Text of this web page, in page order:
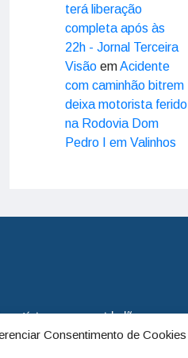
Consentimento de Cookies
terá liberação
completa após às
22h - Jornal Terceira
Visão emAcidente
com caminhão bitrem
deixa motorista ferido
na Rodovia Dom
Pedro I em Valinhos
notícias para os cidadãos
assumindo o papel
de lado as